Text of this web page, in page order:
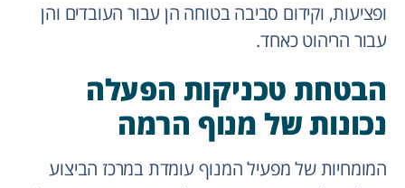
ופציעות, וקידום סביבה בטוחה הן עבור העובדים והן
עבור הריהוט כאחד.
הבטחת טכניקות הפעלה
נכונות של מנוף הרמה
המומחיות של מפעיל המנוף עומדת במרכז הביצוע